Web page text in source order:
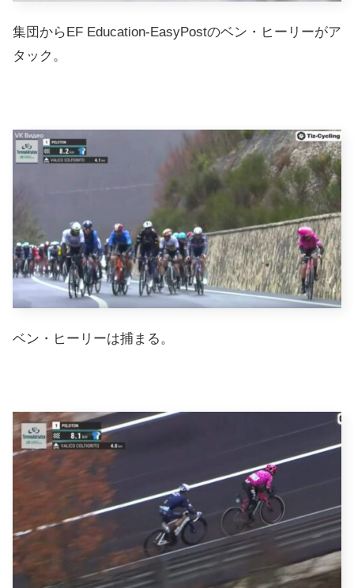
集団からEF Education-EasyPostのベン・ヒーリーがア
タック。
ベン・ヒーリーは捕まる。